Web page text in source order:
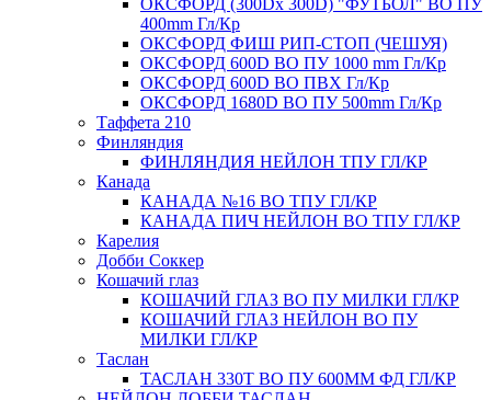
ОКСФОРД (300Dx 300D) "ФУТБОЛ" ВО ПУ
400mm Гл/Кр
ОКСФОРД ФИШ РИП-СТОП (ЧЕШУЯ)
ОКСФОРД 600D ВО ПУ 1000 mm Гл/Кр
ОКСФОРД 600D ВО ПВХ Гл/Кр
ОКСФОРД 1680D ВО ПУ 500mm Гл/Кр
Таффета 210
Финляндия
ФИНЛЯНДИЯ НЕЙЛОН ТПУ ГЛ/КР
Канада
КАНАДА №16 ВО ТПУ ГЛ/КР
КАНАДА ПИЧ НЕЙЛОН ВО ТПУ ГЛ/КР
Карелия
Добби Соккер
Кошачий глаз
КОШАЧИЙ ГЛАЗ ВО ПУ МИЛКИ ГЛ/КР
КОШАЧИЙ ГЛАЗ НЕЙЛОН ВО ПУ
МИЛКИ ГЛ/КР
Таслан
ТАСЛАН 330Т ВО ПУ 600ММ ФД ГЛ/КР